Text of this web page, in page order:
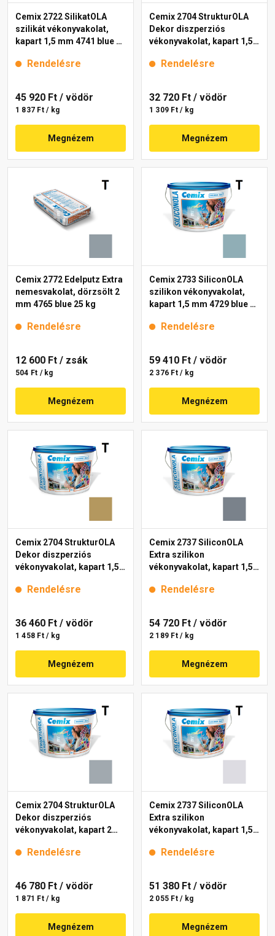
Cemix 2722 SilikatOLA
szilikát vékonyvakolat,
kapart 1,5 mm 4741 blue 25
Rendelésre
45 920 Ft / vödör
1 837 Ft / kg
Megnézem
Cemix 2704 StrukturOLA
Dekor diszperziós
vékonyvakolat, kapart 1,5
Rendelésre
32 720 Ft / vödör
1 309 Ft / kg
Megnézem
Cemix 2772 Edelputz Extra
nemesvakolat, dörzsölt 2
mm 4765 blue 25 kg
Rendelésre
12 600 Ft / zsák
504 Ft / kg
Megnézem
Cemix 2733 SiliconOLA
szilikon vékonyvakolat,
kapart 1,5 mm 4729 blue 25
Rendelésre
59 410 Ft / vödör
2 376 Ft / kg
Megnézem
Cemix 2704 StrukturOLA
Dekor diszperziós
vékonyvakolat, kapart 1,5
Rendelésre
36 460 Ft / vödör
1 458 Ft / kg
Megnézem
Cemix 2737 SiliconOLA
Extra szilikon
vékonyvakolat, kapart 1,5
Rendelésre
54 720 Ft / vödör
2 189 Ft / kg
Megnézem
Cemix 2704 StrukturOLA
Dekor diszperziós
vékonyvakolat, kapart 2
Rendelésre
46 780 Ft / vödör
1 871 Ft / kg
Megnézem
Cemix 2737 SiliconOLA
Extra szilikon
vékonyvakolat, kapart 1,5
Rendelésre
51 380 Ft / vödör
2 055 Ft / kg
Megnézem